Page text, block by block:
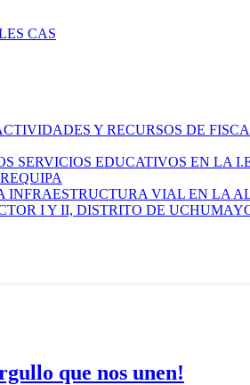
CAS
Y RECURSOS DE
SERVICIOS EDUCATIVOS EN LA
INFRAESTRUCTURA VIAL EN LA
I Y II, DISTRITO DE
que nos unen!